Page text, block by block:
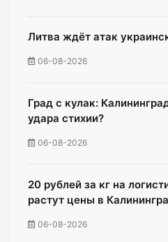
Литва ждёт атак
06-08-2026
Град с кулак:
удара стихии?
06-08-2026
20 рублей за кг на
растут цены в
06-08-2026